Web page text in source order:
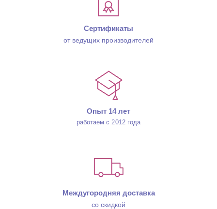
Сертификаты
от ведущих производителей
Опыт 14 лет
работаем с 2012 года
Междугородняя доставка
со скидкой